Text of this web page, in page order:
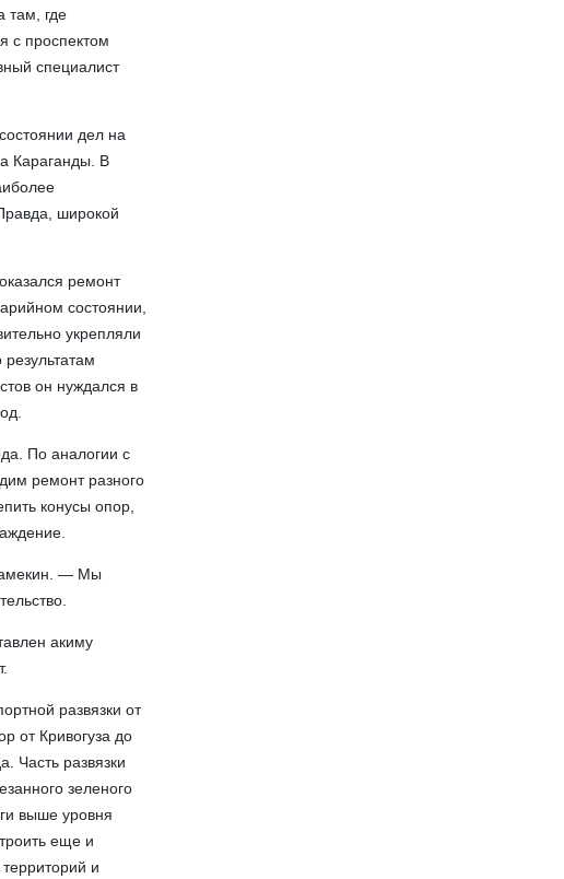
там, где
с проспектом
специалист
дел на
Караганды. В
широкой
ремонт
состоянии,
укрепляли
он нуждался в
По аналогии с
ремонт разного
конусы опор,
— Мы
акиму
развязки от
от Кривогуза до
Часть развязки
зеленого
выше уровня
еще и
и